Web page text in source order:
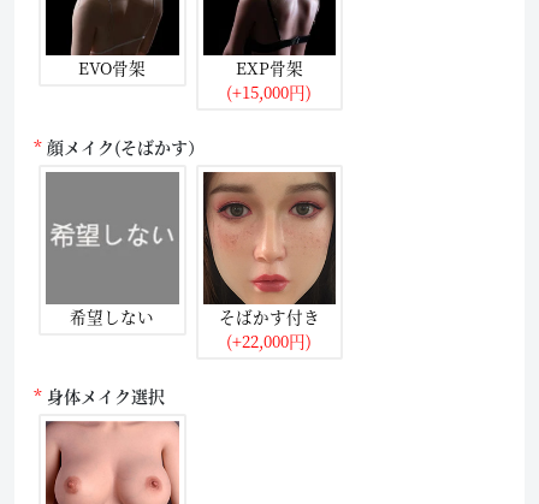
EVO骨架
EXP骨架
(+15,000円)
顔メイク(そばかす）
希望しない
そばかす付き
(+22,000円)
身体メイク選択